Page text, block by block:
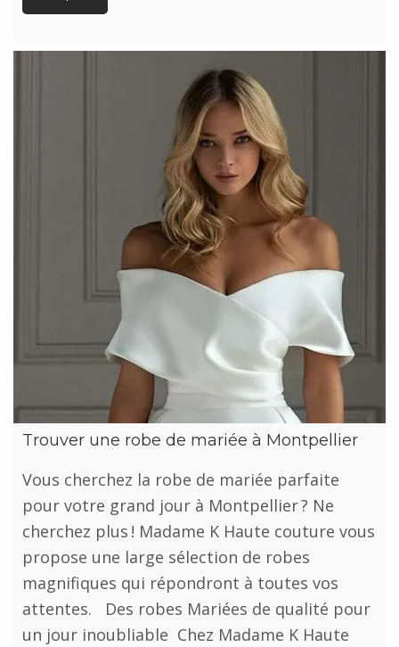
Trouver une robe de mariée à Montpellier
Vous cherchez la robe de mariée parfaite
pour votre grand jour à Montpellier ? Ne
cherchez plus ! Madame K Haute couture vous
propose une large sélection de robes
magnifiques qui répondront à toutes vos
attentes. Des robes Mariées de qualité pour
un jour inoubliable Chez Madame K Haute